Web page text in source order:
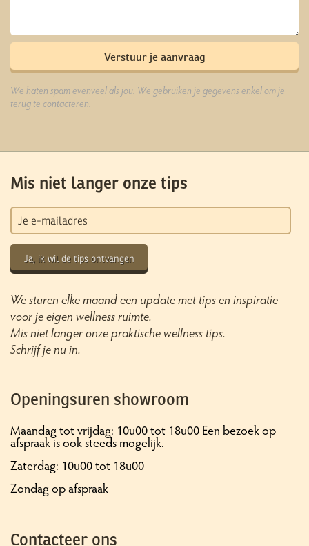
We haten spam evenveel als jou. We gebruiken je gegevens enkel om je
terug te contacteren.
Mis niet langer onze tips
Ja, ik wil de tips ontvangen
We sturen elke maand een update met tips en inspiratie
voor je eigen wellness ruimte.
Mis niet langer onze praktische wellness tips.
Schrijf je nu in.
Openingsuren showroom
Maandag tot vrijdag: 10u00 tot 18u00 Een bezoek op
afspraak is ook steeds mogelijk.
Zaterdag: 10u00 tot 18u00
Zondag op afspraak
Contacteer ons